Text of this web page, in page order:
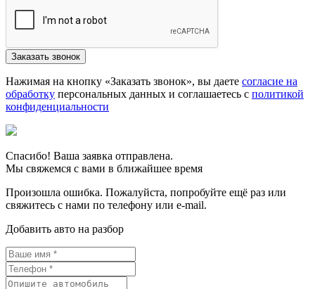
Нажимая на кнопку «Заказать звонок», вы даете согласие на
обработку персональных данных и соглашаетесь c политикой
конфиденциальности
Спасибо! Ваша заявка отправлена.
Мы свяжемся с вами в ближайшее время
Произошла ошибка. Пожалуйста, попробуйте ещё раз или
свяжитесь с нами по телефону или e-mail.
Добавить авто на разбор